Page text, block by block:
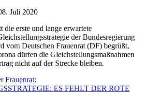
Juli 2020
die erste und lange erwartete
der Bundesregierung
vom Deutschen Frauenrat (DF) begrüßt,
dürfen die Gleichstellungsmaßnahmen
nicht auf der Strecke bleiben.
Frauenrat:
ES FEHLT DER ROTE